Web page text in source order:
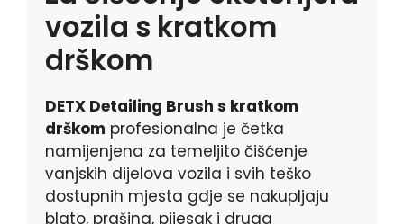
vozila s kratkom
drškom
DETX Detailing Brush s kratkom
drškom profesionalna je četka
namijenjena za temeljito čišćenje
vanjskih dijelova vozila i svih teško
dostupnih mjesta gdje se nakupljaju
blato, prašina, pijesak i druga